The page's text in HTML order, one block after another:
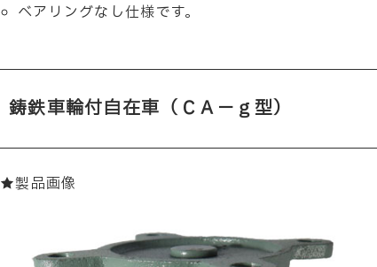
ベアリングなし仕様です。
鋳鉄車輪付自在車（ＣＡ－ｇ型）
★製品画像